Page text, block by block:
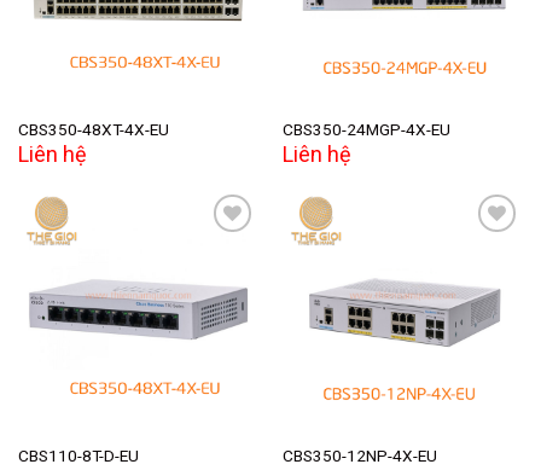
CBS350-48XT-4X-EU
Liên hệ
CBS350-24MGP-4X-EU
Liên hệ
Add to
wishlist
CBS110-8T-D-EU
Add to
wishlist
CBS350-12NP-4X-EU